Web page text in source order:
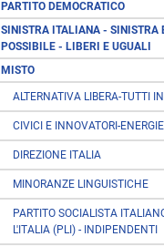
PARTITO DEMOCRATICO
SINISTRA ITALIANA - SINISTRA
POSSIBILE - LIBERI E UGUALI
MISTO
ALTERNATIVA LIBERA-TUTTI
CIVICI E INNOVATORI-
DIREZIONE ITALIA
MINORANZE LINGUISTICHE
PARTITO SOCIALISTA
L'ITALIA (PLI) - INDIPENDENTI